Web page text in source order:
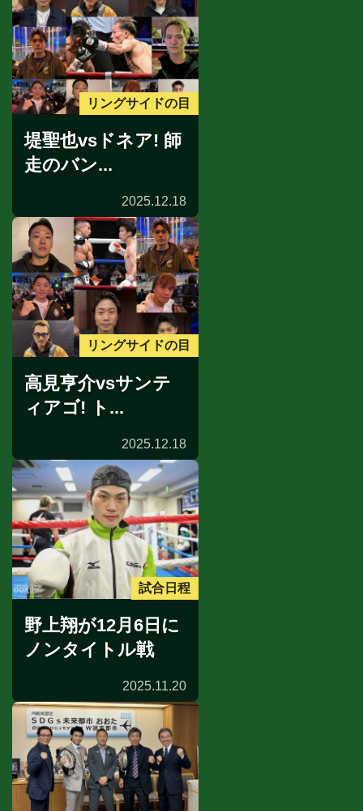
リングサイドの目
堤聖也vsドネア! 師
走のバン...
2025.12.18
リングサイドの目
高見亨介vsサンテ
ィアゴ! ト...
2025.12.18
試合日程
野上翔が12月6日に
ノンタイトル戦
2025.11.20